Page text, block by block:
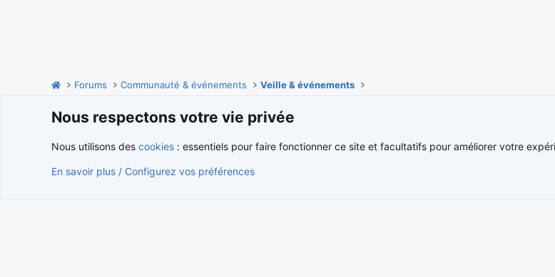
Forums Communauté & événements Veille & événements
Cookies Nous
Nous respectons votre vie privée
Nous utilisons des cookies : essentiels pour faire fonctionner ce site et facultatifs pour améliorer votre
En savoir plus / Configurez vos préférences